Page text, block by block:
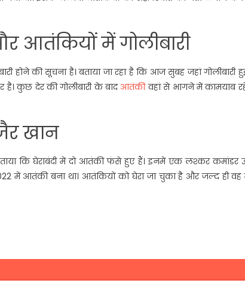
आतंकियों में गोलीबारी
की सूचना है। बताया जा रहा है कि आज सुबह जहां गोलीबारी
कुछ देर की गोलीबारी के बाद आतंकीवहां से भागने में कामयाब
खान
कि घेराबंदी में दो आतंकी फंसे हुए हैं। इनमें एक लश्कर कमांडर
में आतंकी बना था। आतंकियों को घेरा जा चुका है और जल्द ही वह